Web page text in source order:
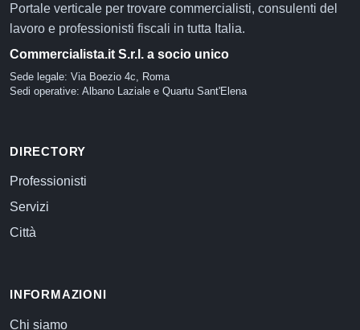
Portale verticale per trovare commercialisti, consulenti del
lavoro e professionisti fiscali in tutta Italia.
Commercialista.it S.r.l. a socio unico
Sede legale: Via Boezio 4c, Roma
Sedi operative: Albano Laziale e Quartu Sant'Elena
DIRECTORY
Professionisti
Servizi
Città
INFORMAZIONI
Chi siamo